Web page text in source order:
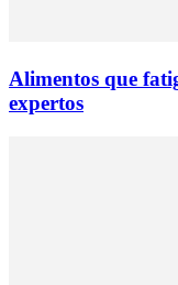
Alimentos que
expertos